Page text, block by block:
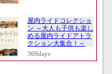
屋内ライドコレクショ
ン ～大人も子供も楽し
める屋内ライドアトラ
クション大集合！～
369days